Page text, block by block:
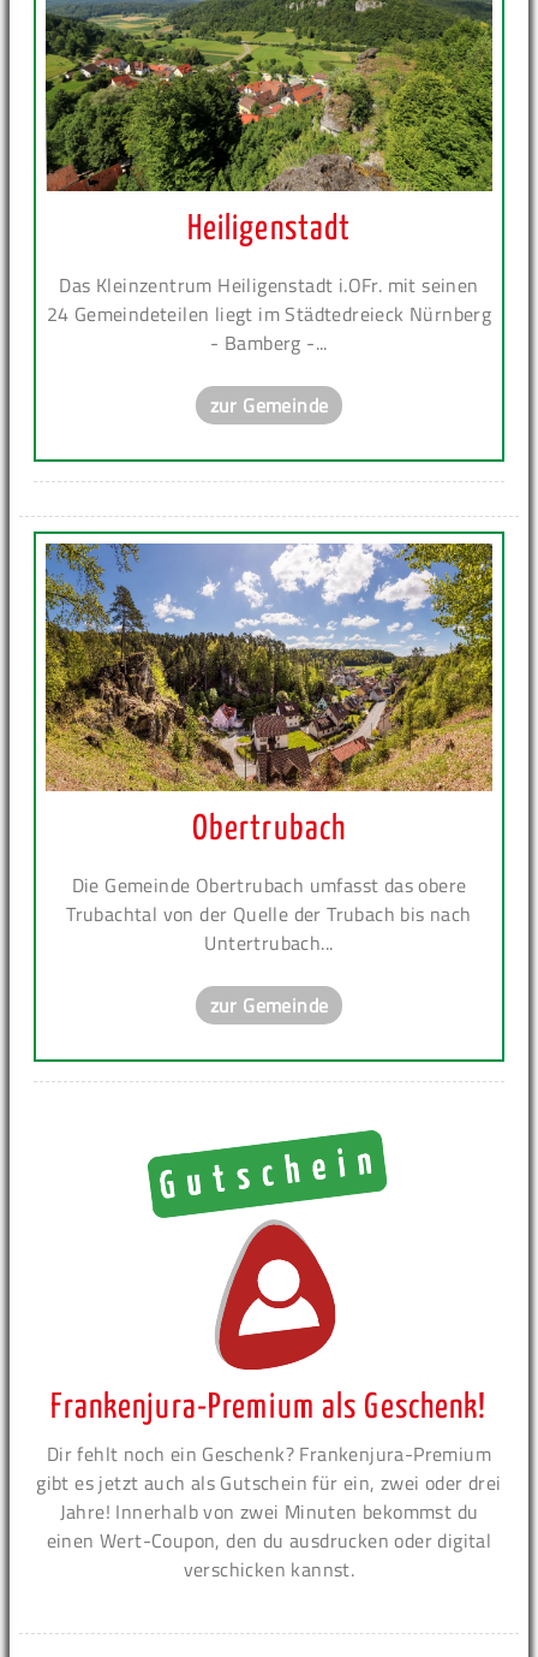
Heiligenstadt
Das Kleinzentrum Heiligenstadt i.OFr. mit seinen
24 Gemeindeteilen liegt im Städtedreieck Nürnberg
- Bamberg -...
zur Gemeinde
Obertrubach
Die Gemeinde Obertrubach umfasst das obere
Trubachtal von der Quelle der Trubach bis nach
Untertrubach...
zur Gemeinde
Frankenjura-Premium als Geschenk!
Dir fehlt noch ein Geschenk? Frankenjura-Premium
gibt es jetzt auch als Gutschein für ein, zwei oder drei
Jahre! Innerhalb von zwei Minuten bekommst du
einen Wert-Coupon, den du ausdrucken oder digital
verschicken kannst.